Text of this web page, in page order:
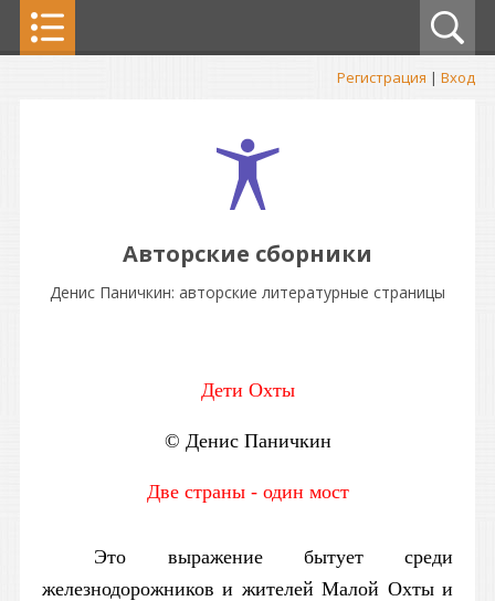
Регистрация | Вход
Авторские сборники
Денис Паничкин: авторские литературные страницы
Дети Охты
© Денис Паничкин
Две страны - один мост
Это выражение бытует среди
железнодорожников и жителей Малой Охты и